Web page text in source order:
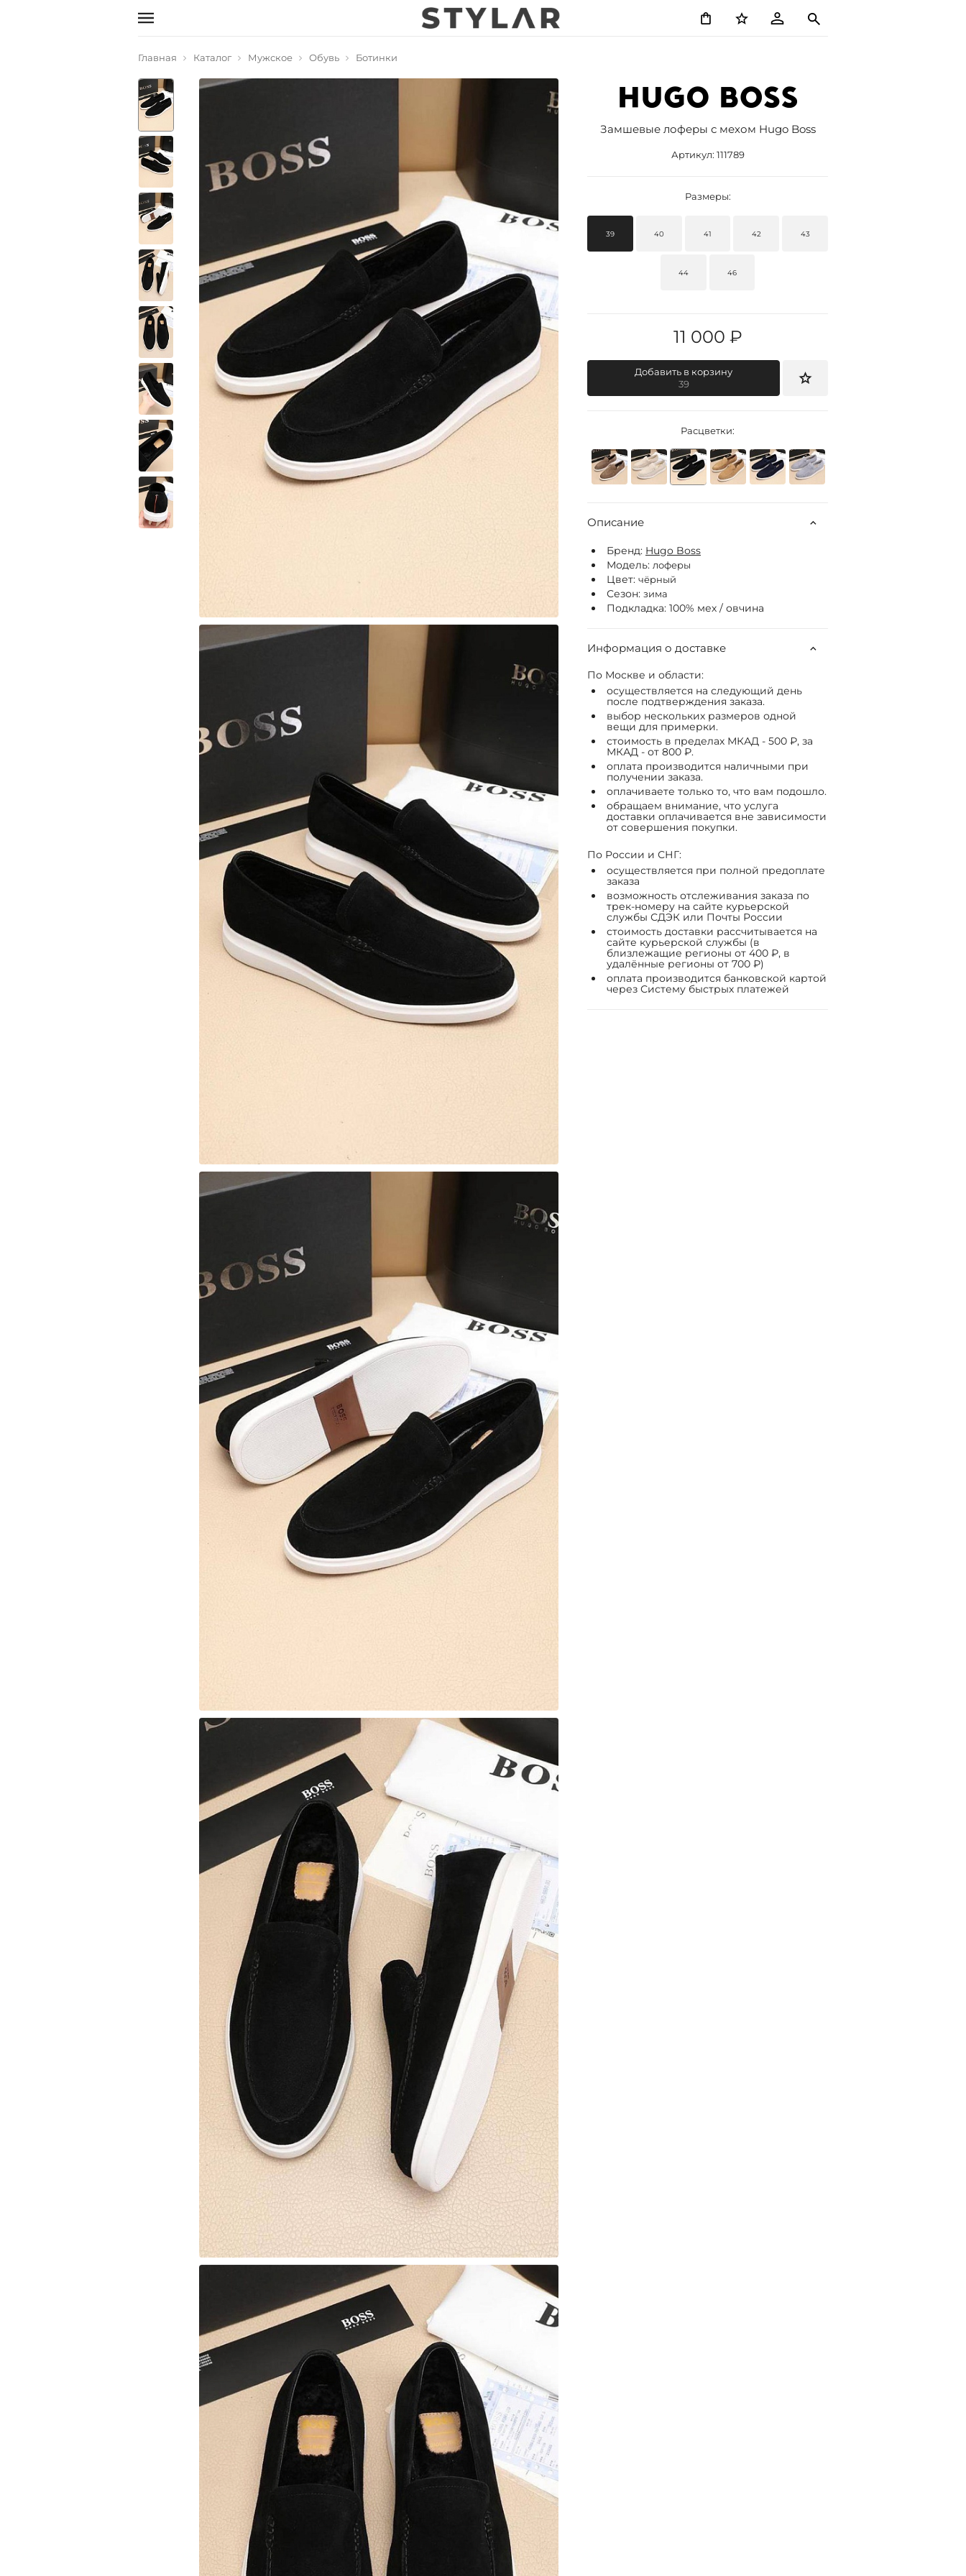
Главная Каталог Мужское Обувь Ботинки
Замшевые лоферы с мехом Hugo Boss
Артикул: 111789
Размеры:
39 40 41 42 43
44 46
11 000 ₽
Добавить в корзину
39
Расцветки:
Описание
Бренд: Hugo Boss
Модель: лоферы
Цвет: чёрный
Сезон: зима
Подкладка: 100% мех / овчина
Информация о доставке
По Москве и области:
осуществляется на следующий день
после подтверждения заказа.
выбор нескольких размеров одной
вещи для примерки.
стоимость в пределах МКАД - 500 ₽, за
МКАД - от 800 ₽.
оплата производится наличными при
получении заказа.
оплачиваете только то, что вам подошло.
обращаем внимание, что услуга
доставки оплачивается вне зависимости
от совершения покупки.
По России и СНГ:
осуществляется при полной предоплате
заказа
возможность отслеживания заказа по
трек-номеру на сайте курьерской
службы СДЭК или Почты России
стоимость доставки рассчитывается на
сайте курьерской службы (в
близлежащие регионы от 400 ₽, в
удалённые регионы от 700 ₽)
оплата производится банковской картой
через Систему быстрых платежей